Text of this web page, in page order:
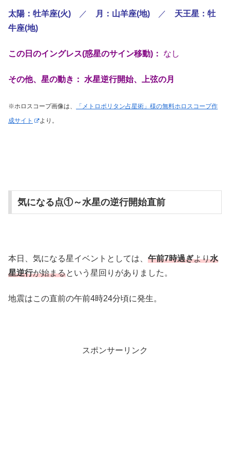
太陽：牡羊座(火) ／ 月：山羊座(地) ／ 天王星：牡
牛座(地)
この日のイングレス(惑星のサイン移動)： なし
その他、星の動き： 水星逆行開始、上弦の月
※ホロスコープ画像は、
「メトロポリタン占星術」様の無料ホロスコープ作
成サイト
より。
気になる点①～水星の逆行開始直前
本日、気になる星イベントとしては、 午前7時過ぎより水
星逆行が始まるという星回りがありました。
地震はこの直前の午前4時24分頃に発生。
スポンサーリンク